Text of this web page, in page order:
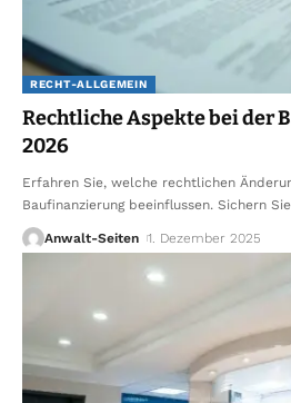
RECHT-ALLGEMEIN
Rechtliche Aspekte bei der
2026
Erfahren Sie, welche rechtlichen
Baufinanzierung beeinflussen. Sichern
Anwalt-Seiten 1. Dezember 2025